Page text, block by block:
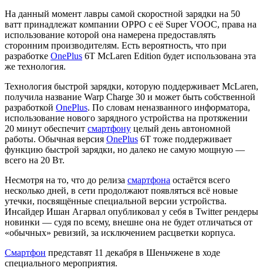
На данный момент лавры самой скоростной зарядки на 50
ватт принадлежат компании OPPO с её Super VOOC, права на
использование которой она намерена предоставлять
сторонним производителям. Есть вероятность, что при
разработке OnePlus 6T McLaren Edition будет использована эта
же технология.
Технология быстрой зарядки, которую поддерживает McLaren,
получила название Warp Charge 30 и может быть собственной
разработкой OnePlus. По словам неназванного информатора,
использование нового зарядного устройства на протяжении
20 минут обеспечит смартфону целый день автономной
работы. Обычная версия OnePlus 6T тоже поддерживает
функцию быстрой зарядки, но далеко не самую мощную —
всего на 20 Вт.
Несмотря на то, что до релиза смартфона остаётся всего
несколько дней, в сети продолжают появляться всё новые
утечки, посвящённые специальной версии устройства.
Инсайдер Ишан Агарвал опубликовал у себя в Twitter рендеры
новинки — судя по всему, внешне она не будет отличаться от
«обычных» ревизий, за исключением расцветки корпуса.
Смартфон представят 11 декабря в Шеньчжене в ходе
специального мероприятия.